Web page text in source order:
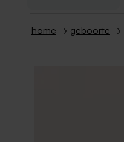
home → geboorte →